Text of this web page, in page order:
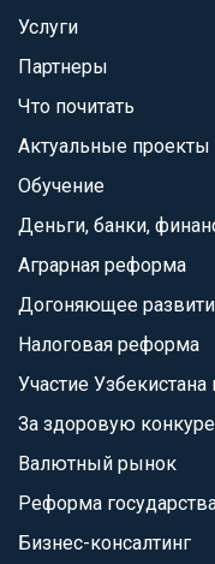
Услуги
Партнеры
Что почитать
Актуальные проекты
Обучение
Деньги, банки,
Аграрная реформа
Догоняющее
Налоговая реформа
Участие
За здоровую
Валютный рынок
Реформа
Бизнес-консалтинг